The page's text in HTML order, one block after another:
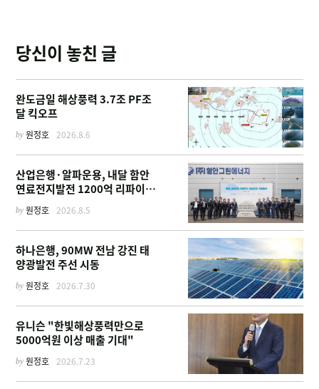
당신이 놓친 글
완도금일 해상풍력 3.7조 PF조
달 킥오프
by원정호 2026.8.6
산업은행·알파운용, 내달 함안
연료전지발전 1200억 리파이낸
싱 주선
by원정호 2026.8.5
하나은행, 90MW 전남 강진 태
양광발전 주선 시동
by원정호 2026.7.30
유니슨 "한빛해상풍력만으로
5000억원 이상 매출 기대"
by원정호 2026.7.23